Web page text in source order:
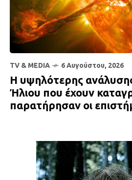
TV & MEDIA 6 Αυγούστου, 2026
Η υψηλότερης
Ήλιου που έχουν
παρατήρησαν οι